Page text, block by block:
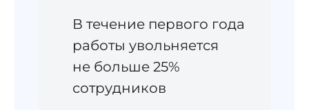
В течение первого года
работы увольняется
не больше 25%
сотрудников